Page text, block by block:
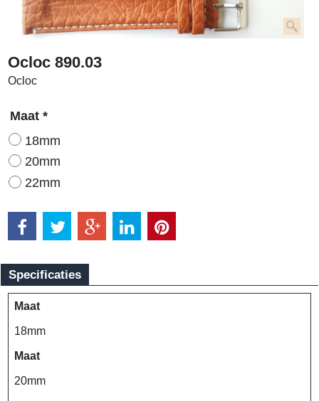
Ocloc 890.03
Ocloc
Maat *
18mm
20mm
22mm
Specificaties
Maat
18mm
Maat
20mm